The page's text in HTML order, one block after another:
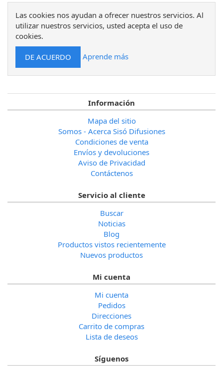
Las cookies nos ayudan a ofrecer nuestros servicios. Al
utilizar nuestros servicios, usted acepta el uso de
cookies.
Aprende más
Información
Mapa del sitio
Somos - Acerca Sisó Difusiones
Condiciones de venta
Envíos y devoluciones
Aviso de Privacidad
Contáctenos
Servicio al cliente
Buscar
Noticias
Blog
Productos vistos recientemente
Nuevos productos
Mi cuenta
Mi cuenta
Pedidos
Direcciones
Carrito de compras
Lista de deseos
Síguenos